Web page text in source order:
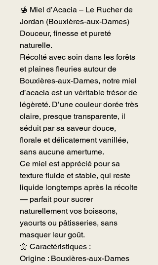
🍯 Miel d’Acacia – Le Rucher de
Jordan (Bouxières-aux-Dames)
Douceur, finesse et pureté
naturelle.
Récolté avec soin dans les forêts
et plaines fleuries autour de
Bouxières-aux-Dames, notre miel
d’acacia est un véritable trésor de
légèreté. D’une couleur dorée très
claire, presque transparente, il
séduit par sa saveur douce,
florale et délicatement vanillée,
sans aucune amertume.
Ce miel est apprécié pour sa
texture fluide et stable, qui reste
liquide longtemps après la récolte
— parfait pour sucrer
naturellement vos boissons,
yaourts ou pâtisseries, sans
masquer leur goût.
🌼 Caractéristiques :
Origine : Bouxières-aux-Dames